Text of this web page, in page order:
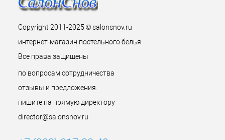
Copyright 2011-2025 © salonsnov.ru
интернет-магазин постельного белья.
Все права защищены
по вопросам сотрудничества
отзывы и предложения.
пишите на прямую директору
director@salonsnov.ru